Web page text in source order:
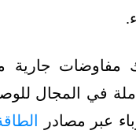
مفاوضات جارية
في المجال
عبر مصادر